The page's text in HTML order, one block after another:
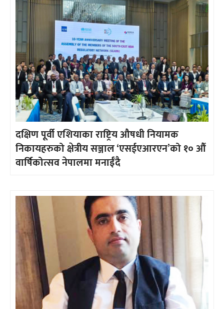
दक्षिण पूर्वी एशियाका राष्ट्रिय औषधी नियामक
निकायहरुको क्षेत्रीय सञ्जाल ‘एसईएआरएन’को १० औँ
वार्षिकोत्सव नेपालमा मनाईँदै